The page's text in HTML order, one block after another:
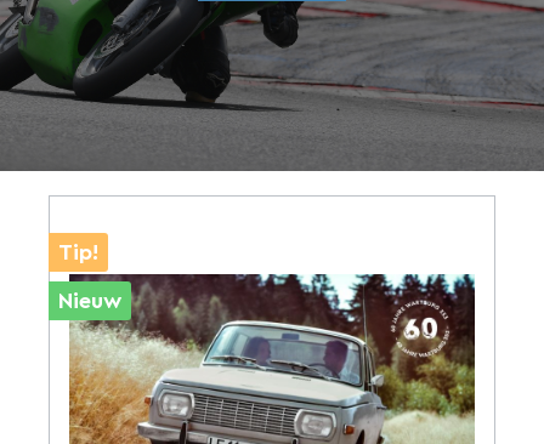
Tip!
Nieuw